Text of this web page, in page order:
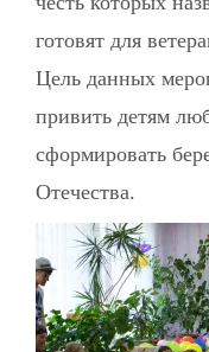
готовят для
Цель данных
привить детям
сформировать
Отечества.